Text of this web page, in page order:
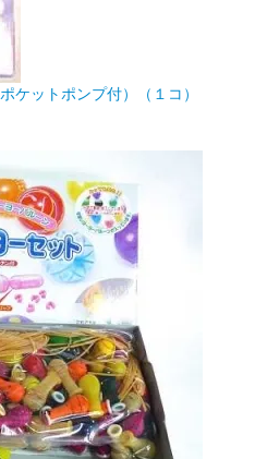
ットポンプ付）（１コ）